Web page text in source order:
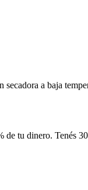
a baja
tu dinero. Tenés